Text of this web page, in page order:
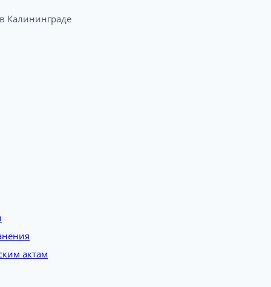
Калининграде​
актам